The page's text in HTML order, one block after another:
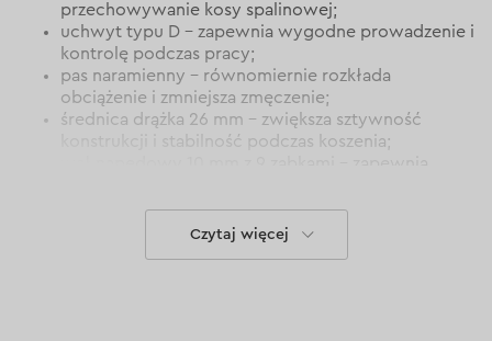
przechowywanie kosy spalinowej;
uchwyt typu D – zapewnia wygodne prowadzenie i
kontrolę podczas pracy;
pas naramienny – równomiernie rozkłada
obciążenie i zmniejsza zmęczenie;
średnica drążka 26 mm – zwiększa sztywność
konstrukcji i stabilność podczas koszenia;
Wygoda użytkowania
rozrusznik ręczny – zapewnia łatwe uruchamianie
Czytaj więcej